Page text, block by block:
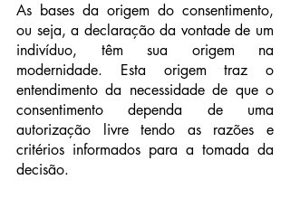
As bases da origem do consentimento,
ou seja, a declaração da vontade de um
indivíduo, têm sua origem na
modernidade. Esta origem traz o
entendimento da necessidade de que o
consentimento dependa de uma
autorização livre tendo as razões e
critérios informados para a tomada da
decisão.